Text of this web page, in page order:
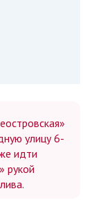
улицу 6-
идти
рукой